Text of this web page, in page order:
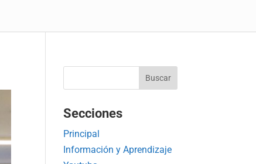
Secciones
Principal
Información y Aprendizaje